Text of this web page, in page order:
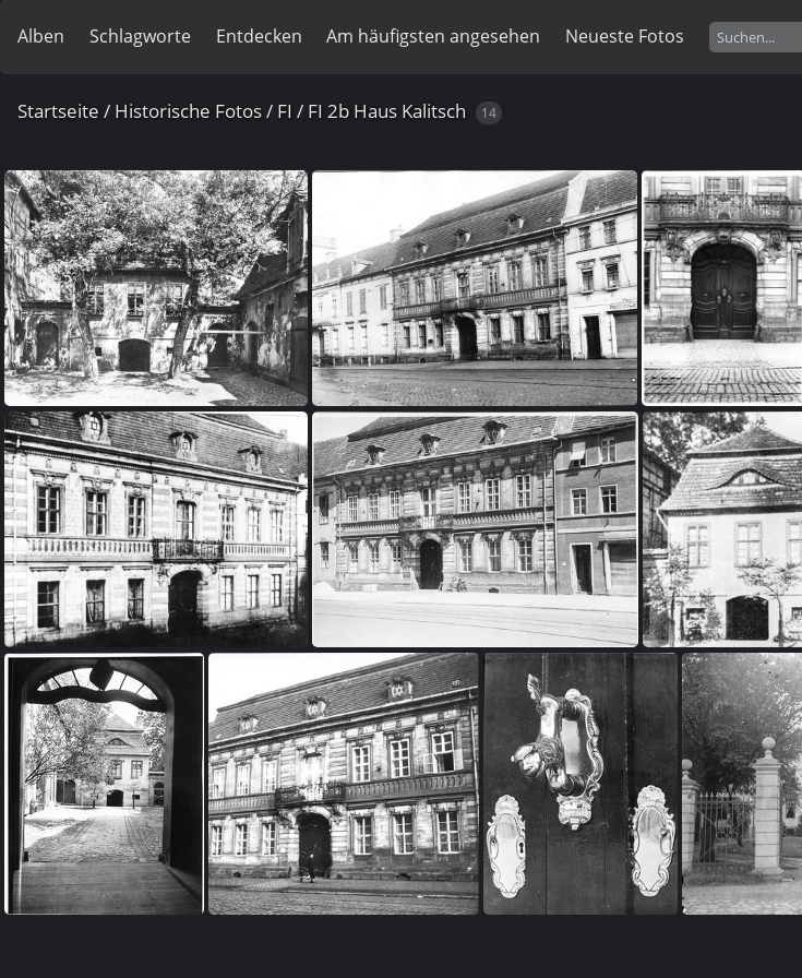
Alben Schlagworte Entdecken Am häufigsten angesehen Neueste Fotos
Startseite / Historische Fotos/ FI / FI 2b Haus Kalitsch 14
FI 2b-0001 FI 2b-0002 FI 2b-0003
FI 2b-0006 FI 2b-0007 FI 2b-0008